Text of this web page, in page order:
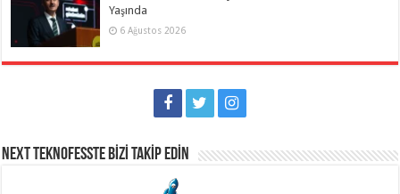
Yaşında
6 Ağustos 2026
NEXT TEKNOFESSTE BİZİ TAKİP EDİN